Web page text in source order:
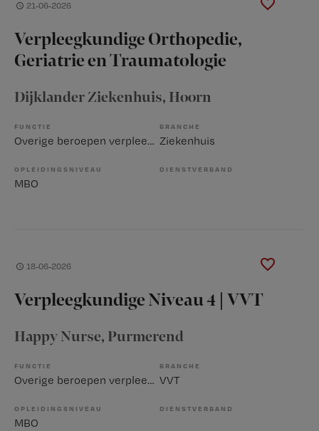
21-06-2026
Verpleegkundige Orthopedie,
Geriatrie en Traumatologie
Dijklander Ziekenhuis, Hoorn
FUNCTIE
Overige beroepen verpleegkunde
BRANCHE
Ziekenhuis
OPLEIDINGSNIVEAU
MBO
DIENSTVERBAND
18-06-2026
Verpleegkundige Niveau 4 | VVT
Happy Nurse, Purmerend
FUNCTIE
Overige beroepen verpleegkunde
BRANCHE
VVT
OPLEIDINGSNIVEAU
MBO
DIENSTVERBAND